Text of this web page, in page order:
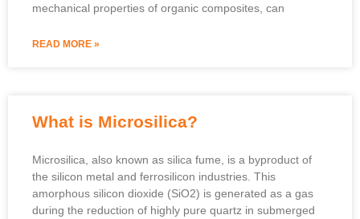
mechanical properties of organic composites can
READ MORE »
What is Microsilica?
Microsilica, also known as silica fume
is a byproduct of
the silicon metal and ferrosilicon industries This
amorphous silicon dioxide (SiO2) is generated as a gas
during the reduction of highly pure quartz in submerged